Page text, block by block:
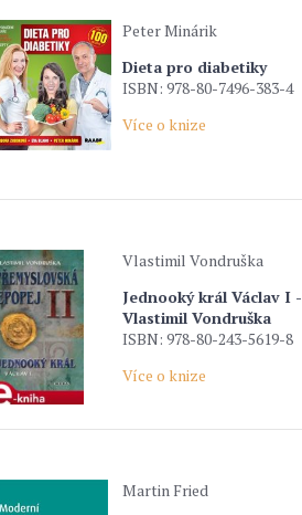
Peter Minárik
Dieta pro diabetiky
ISBN: 978-80-7496-383-4
Více o knize
Vlastimil Vondruška
Jednooký král Václav I -
Vlastimil Vondruška
ISBN: 978-80-243-5619-8
Více o knize
Martin Fried